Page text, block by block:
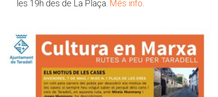
les 19h des de La Plaça. Més info